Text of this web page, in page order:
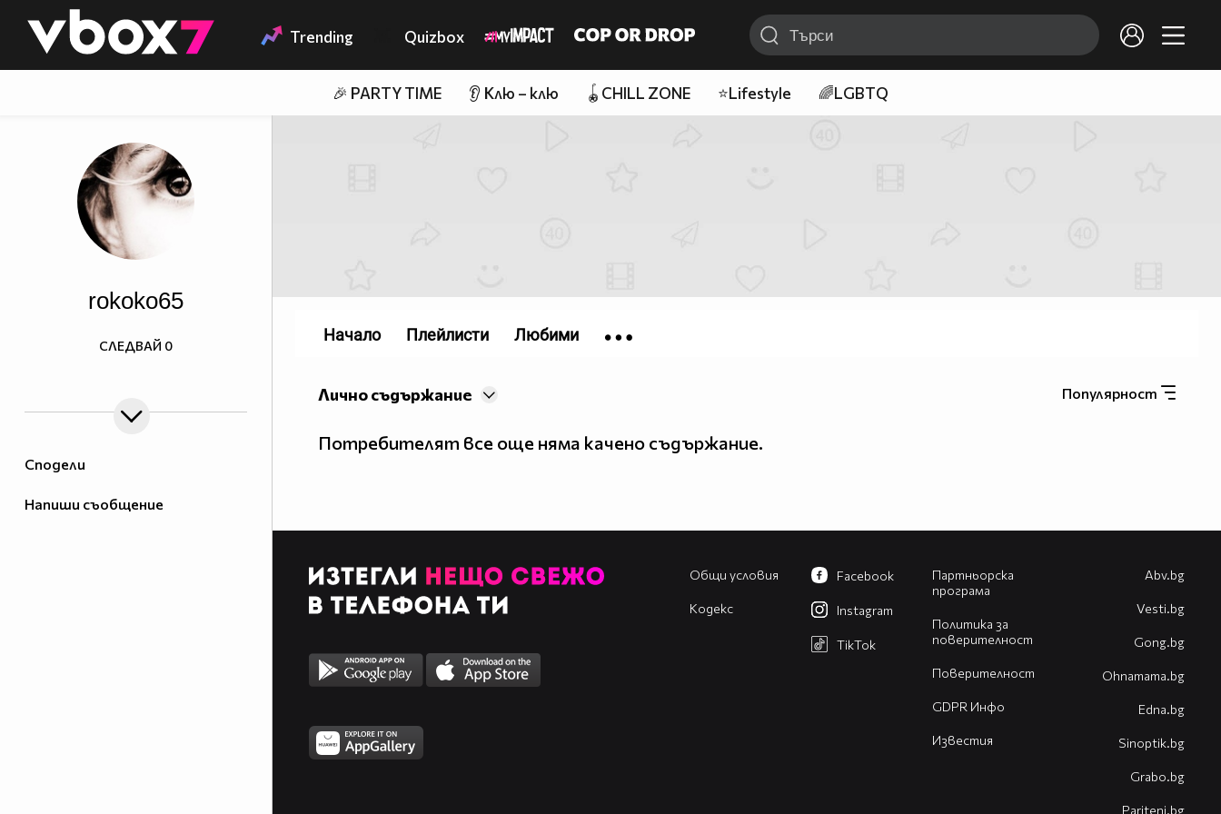
👾 Trending Quizbox
🎉 PARTY TIME 👂 Клю – клю 🪀CHILL ZONE ⭐Lifestyle 🌈LGBTQ
Сподели
Напиши съобщение
rokoko65
СЛЕДВАЙ 0
Популярност
Лично съдържание
Потребителят все още няма качено съдържание.
Начало Плейлисти Любими
Общи условия
Кодекс
Партньорска
програма
Политика за
поверителност
Поверителност
GDPR Инфо
Известия
Facebook
Instagram
TikTok
Abv.bg
Vesti.bg
Gong.bg
Оhnamama.bg
Edna.bg
Sinoptik.bg
Grabo.bg
Pariteni.bg